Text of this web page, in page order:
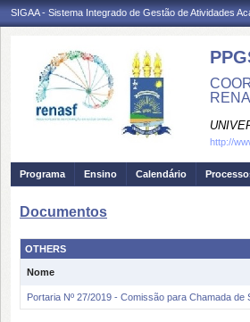
SIGAA - Sistema Integrado de Gestão de Atividades
http://
Programa Ensino Calendário
Documentos
OTHERS
Nome
Portaria Nº 27/2019 - Comissão para Chamada de